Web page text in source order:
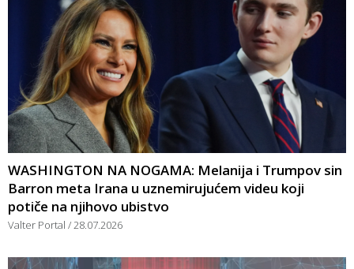
WASHINGTON NA NOGAMA: Melanija i Trumpov sin
Barron meta Irana u uznemirujućem videu koji
potiče na njihovo ubistvo
Valter Portal 28.07.2026